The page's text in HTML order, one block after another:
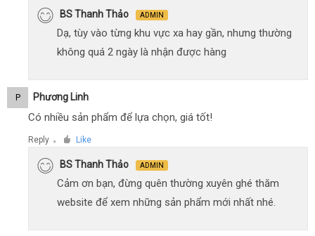
BS Thanh Thảo ADMIN
Dạ, tùy vào từng khu vực xa hay gần, nhưng thường
không quá 2 ngày là nhận được hàng
P Phương Linh
Có nhiều sản phẩm để lựa chọn, giá tốt!
Reply ● Like
BS Thanh Thảo ADMIN
Cảm ơn bạn, đừng quên thường xuyên ghé thăm
website để xem những sản phẩm mới nhất nhé.